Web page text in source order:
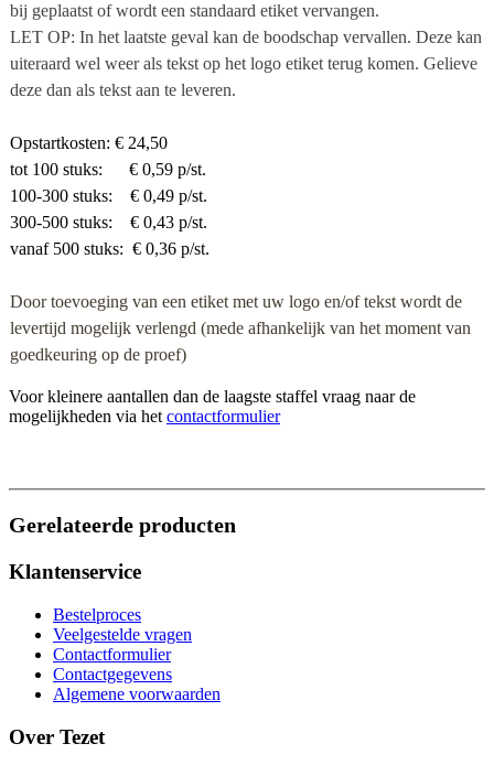
bij geplaatst of wordt een standaard etiket vervangen.
LET OP: In het laatste geval kan de boodschap vervallen. Deze kan
uiteraard wel weer als tekst op het logo etiket terug komen. Gelieve
deze dan als tekst aan te leveren.
Opstartkosten: € 24,50
tot 100 stuks: € 0,59 p/st.
100-300 stuks: € 0,49 p/st.
300-500 stuks: € 0,43 p/st.
vanaf 500 stuks: € 0,36 p/st.
Door toevoeging van een etiketmet uw logo en/of tekst wordt de
levertijd mogelijk verlengd (mede afhankelijk van het moment van
goedkeuring op de proef)
Voor kleinere aantallen dan de laagste staffel vraag naar de
mogelijkheden via hetcontactformulier
Gerelateerde producten
Klantenservice
Bestelproces
Veelgestelde vragen
Contactformulier
Contactgegevens
Algemene voorwaarden
Over Tezet